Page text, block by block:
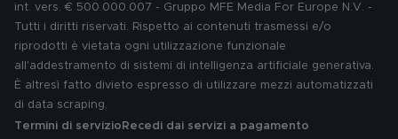
int. vers. € 500.000.007 - Gruppo MFE Media For Europe N.V. -
Tutti i diritti riservati. Rispetto ai contenuti trasmessi e/o
riprodotti è vietata ogni utilizzazione funzionale
all'addestramento di sistemi di intelligenza artificiale generativa.
È altresì fatto divieto espresso di utilizzare mezzi automatizzati
di data scraping.
Termini di servizio Recedi dai servizi a pagamento